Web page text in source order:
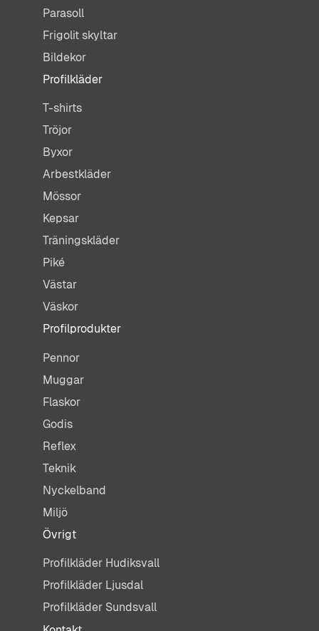
Parasoll
Frigolit skyltar
Bildekor
Profilkläder
T-shirts
Tröjor
Byxor
Arbestkläder
Mössor
Kepsar
Träningskläder
Piké
Västar
Väskor
Profilprodukter
Pennor
Muggar
Flaskor
Godis
Reflex
Teknik
Nyckelband
Miljö
Övrigt
Profilkläder Hudiksvall
Profilkläder Ljusdal
Profilkläder Sundsvall